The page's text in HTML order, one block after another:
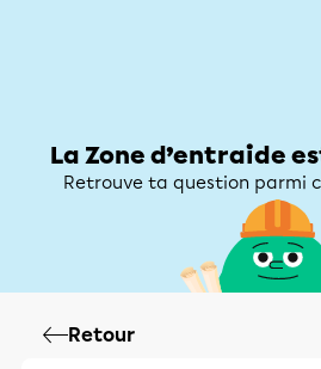
La Zone d’entraide
Retrouve ta question parmi
Retour